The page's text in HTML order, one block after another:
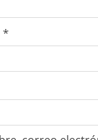
*